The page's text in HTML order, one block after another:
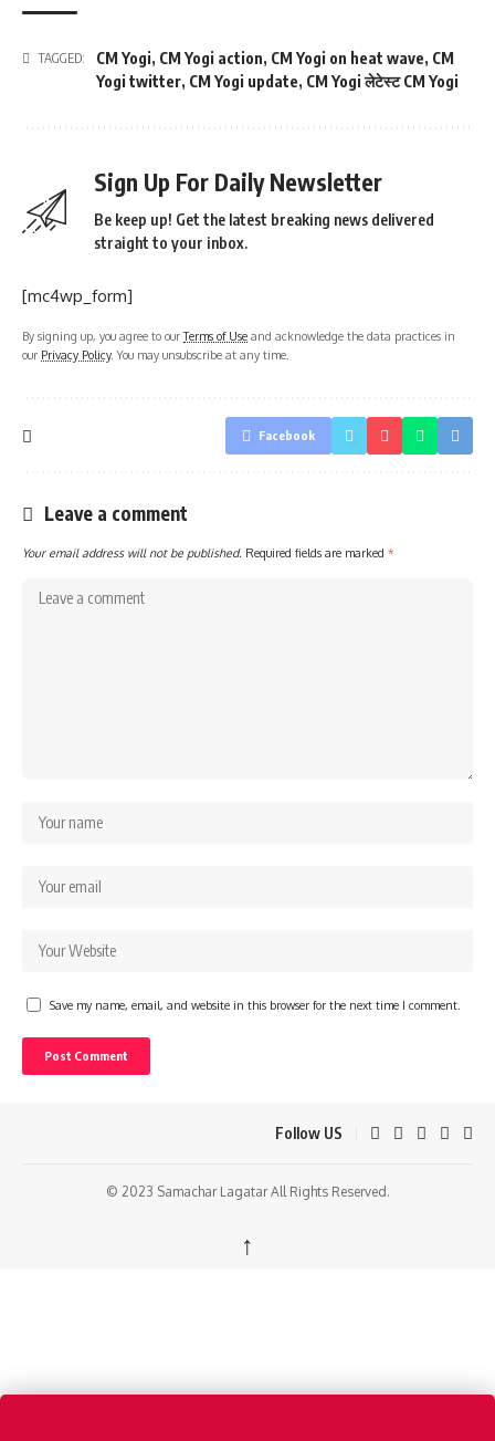
TAGGED: CM Yogi, CM Yogi action, CM Yogi on heat wave, CM
Yogi twitter, CM Yogi update, CM Yogi लेटेस्ट CM Yogi
Sign Up For Daily Newsletter
Be keep up! Get the latest breaking news delivered
straight to your inbox.
[mc4wp_form]
By signing up, you agree to ourTerms of Use and acknowledge the data practices in
our Privacy Policy. You may unsubscribe at any time.
Facebook
Leave a comment
Your email address will not be published. Required fields are marked *
Save my name, email, and website in this browser for the next time I comment.
Follow US
© 2023 Samachar Lagatar All Rights Reserved.
↑